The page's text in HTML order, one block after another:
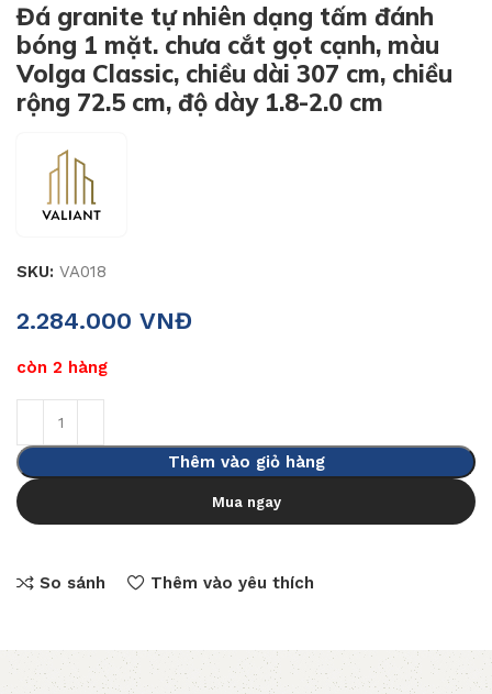
Đá granite tự nhiên dạng tấm đánh
bóng 1 mặt. chưa cắt gọt cạnh, màu
Volga Classic, chiều dài 307 cm, chiều
rộng 72.5 cm, độ dày 1.8-2.0 cm
SKU: VA018
2.284.000 VNĐ
còn 2 hàng
Thêm vào giỏ hàng
Mua ngay
So sánh Thêm vào yêu thích